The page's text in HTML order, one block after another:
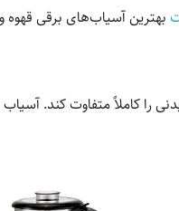
بهترین آسیاب‌های برقی قهوه
را کاملاً متفاوت کند.